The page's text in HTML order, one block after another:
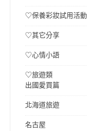
♡保養彩妝試用活動
♡其它分享
♡心情小語
♡旅遊類
出國愛買篇
北海道旅遊
名古屋